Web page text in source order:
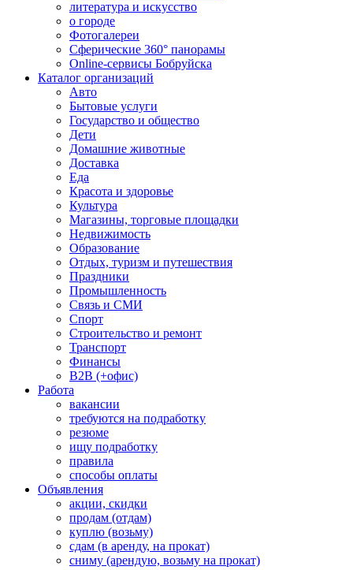
литература и искусство
о городе
Фотогалереи
Сферические 360° панорамы
Online-сервисы Бобруйска
Каталог организаций
Авто
Бытовые услуги
Государство и общество
Дети
Домашние животные
Доставка
Еда
Красота и здоровье
Культура
Магазины, торговые площадки
Недвижимость
Образование
Отдых, туризм и путешествия
Праздники
Промышленность
Связь и СМИ
Спорт
Строительство и ремонт
Транспорт
Финансы
B2B (+офис)
Работа
вакансии
требуются на подработку
резюме
ищу подработку
правила
способы оплаты
Объявления
акции, скидки
продам (отдам)
куплю (возьму)
сдам (в аренду, на прокат)
сниму (арендую, возьму на прокат)